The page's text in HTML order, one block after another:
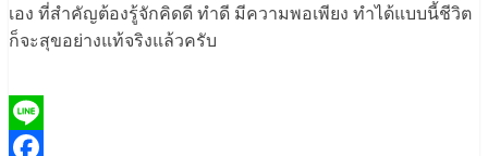
เอง ที่สำคัญต้องรู้จักคิดดี ทำดี มีความพอเพียง ทำได้แบบนี้ชีวิต
ก็จะสุขอย่างแท้จริงแล้วครับ
Line